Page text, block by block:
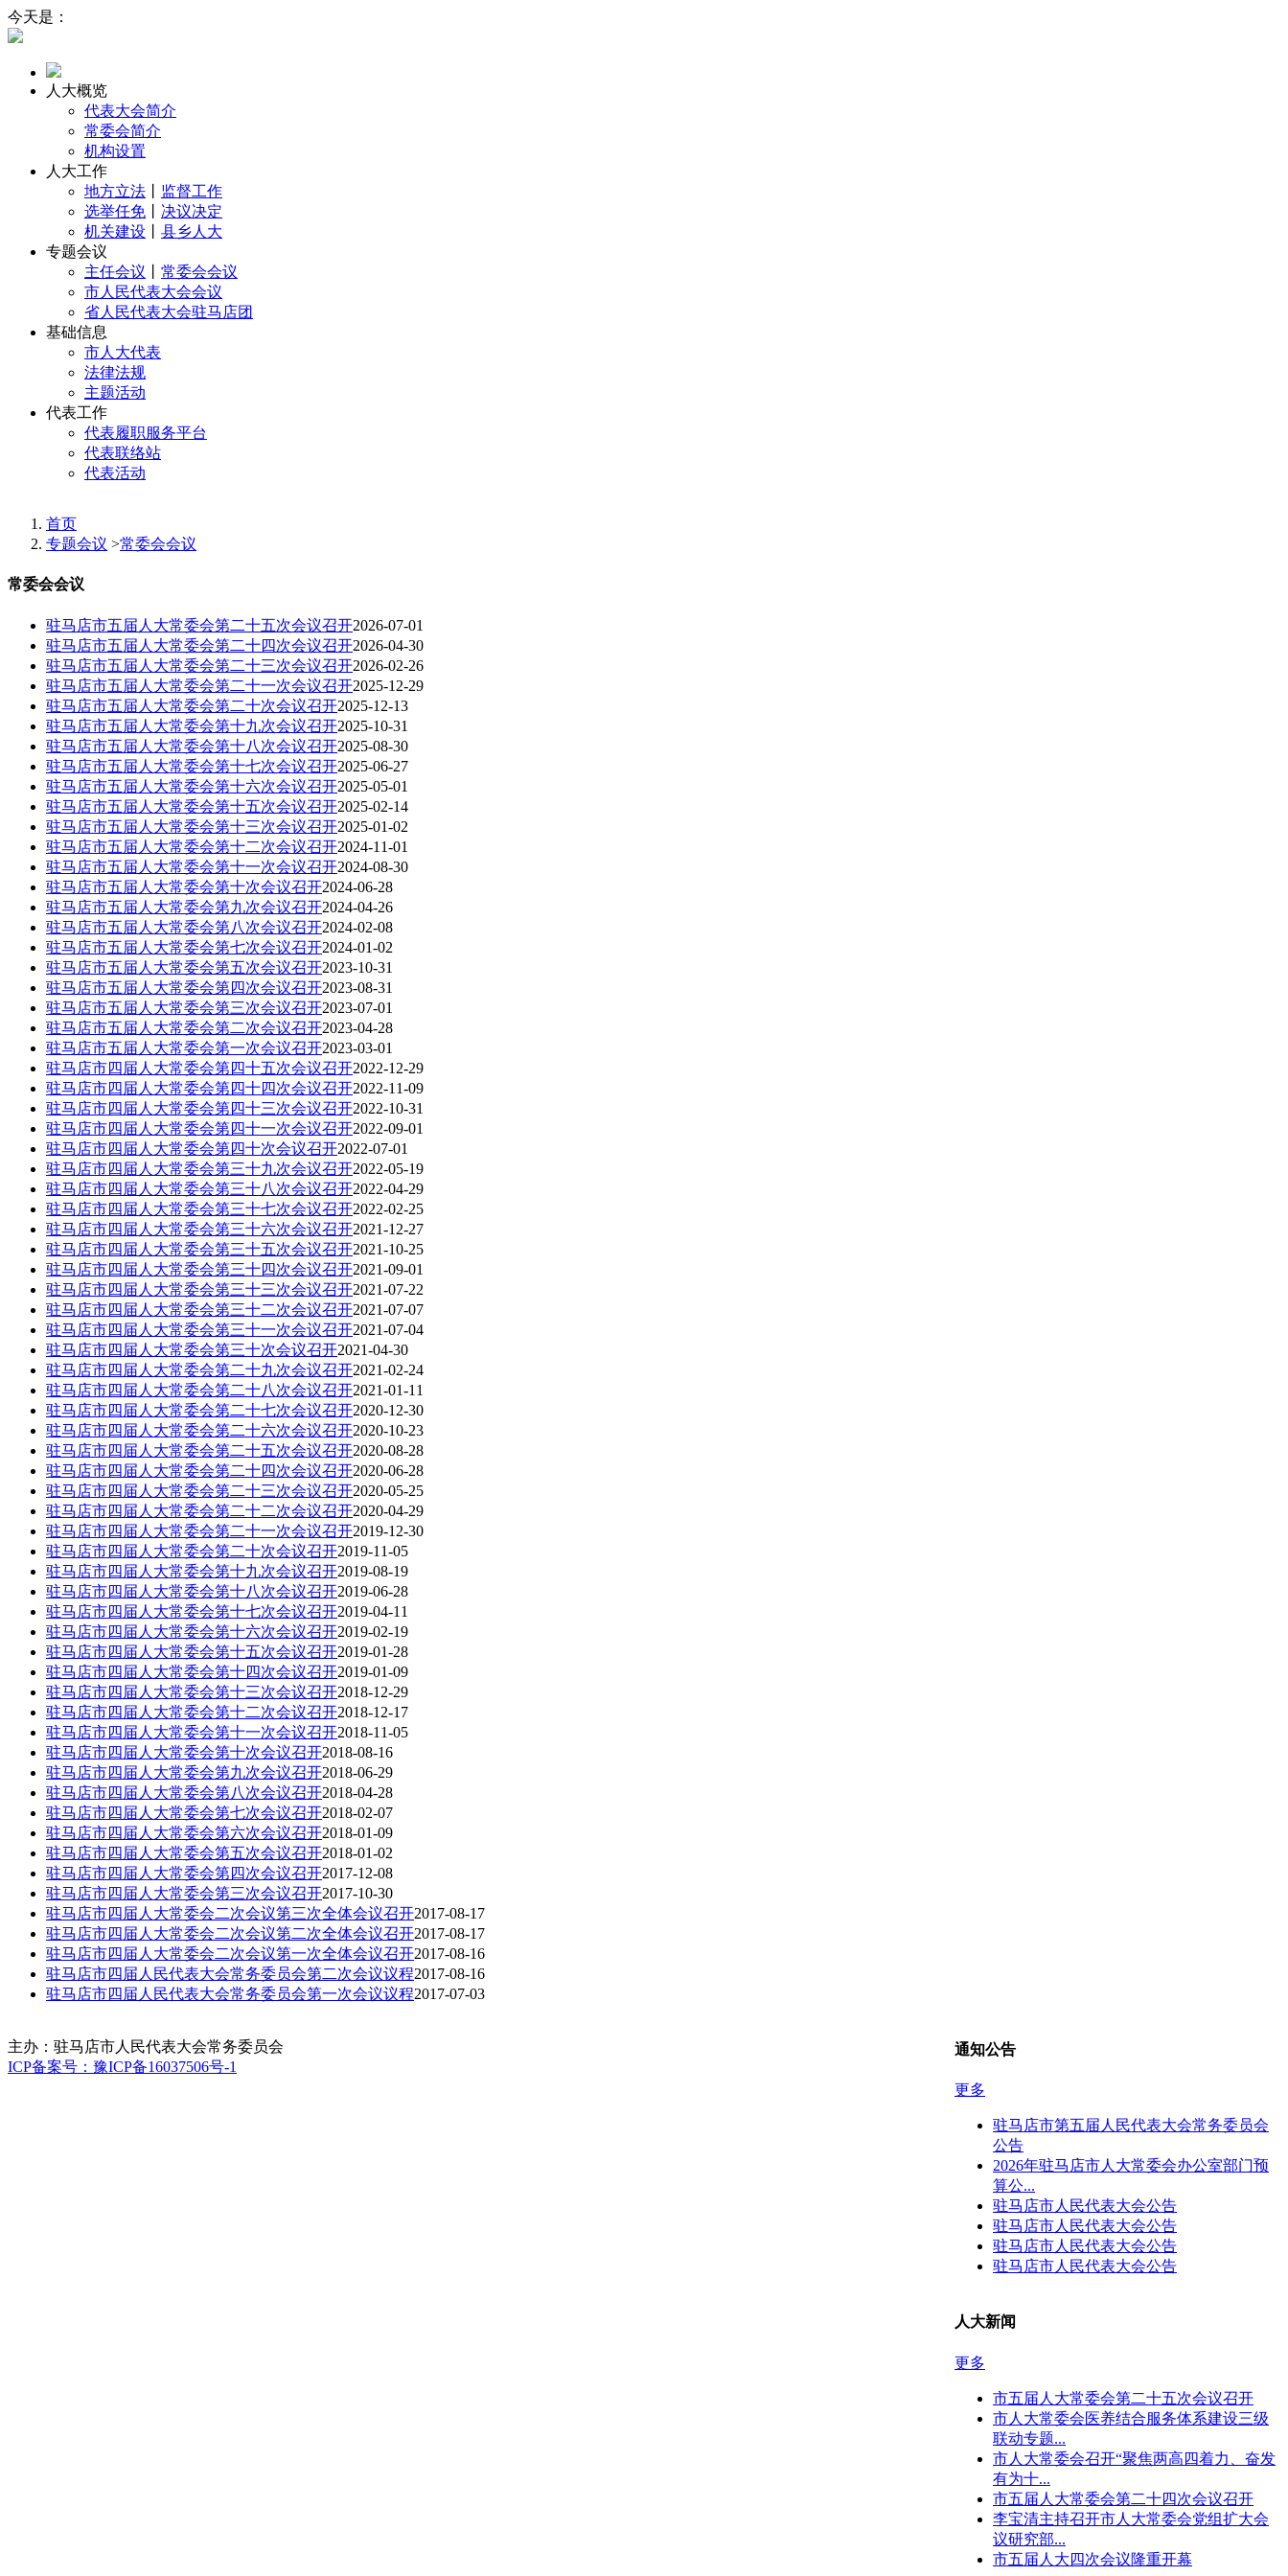
今天是：
人大概览
代表大会简介
常委会简介
机构设置
人大工作
地方立法
监督工作
选举任免
决议决定
机关建设
县乡人大
专题会议
主任会议
常委会会议
市人民代表大会会议
省人民代表大会驻马店团
基础信息
市人大代表
法律法规
主题活动
代表工作
代表履职服务平台
代表联络站
代表活动
首页
专题会议 >常委会会议
常委会会议
驻马店市五届人大常委会第二十五次会议召开2026-07-01
驻马店市五届人大常委会第二十四次会议召开2026-04-30
驻马店市五届人大常委会第二十三次会议召开2026-02-26
驻马店市五届人大常委会第二十一次会议召开2025-12-29
驻马店市五届人大常委会第二十次会议召开2025-12-13
驻马店市五届人大常委会第十九次会议召开2025-10-31
驻马店市五届人大常委会第十八次会议召开2025-08-30
驻马店市五届人大常委会第十七次会议召开2025-06-27
驻马店市五届人大常委会第十六次会议召开2025-05-01
驻马店市五届人大常委会第十五次会议召开2025-02-14
驻马店市五届人大常委会第十三次会议召开2025-01-02
驻马店市五届人大常委会第十二次会议召开2024-11-01
驻马店市五届人大常委会第十一次会议召开2024-08-30
驻马店市五届人大常委会第十次会议召开2024-06-28
驻马店市五届人大常委会第九次会议召开2024-04-26
驻马店市五届人大常委会第八次会议召开2024-02-08
驻马店市五届人大常委会第七次会议召开2024-01-02
驻马店市五届人大常委会第五次会议召开2023-10-31
驻马店市五届人大常委会第四次会议召开2023-08-31
驻马店市五届人大常委会第三次会议召开2023-07-01
驻马店市五届人大常委会第二次会议召开2023-04-28
驻马店市五届人大常委会第一次会议召开2023-03-01
驻马店市四届人大常委会第四十五次会议召开2022-12-29
驻马店市四届人大常委会第四十四次会议召开2022-11-09
驻马店市四届人大常委会第四十三次会议召开2022-10-31
驻马店市四届人大常委会第四十一次会议召开2022-09-01
驻马店市四届人大常委会第四十次会议召开2022-07-01
驻马店市四届人大常委会第三十九次会议召开2022-05-19
驻马店市四届人大常委会第三十八次会议召开2022-04-29
驻马店市四届人大常委会第三十七次会议召开2022-02-25
驻马店市四届人大常委会第三十六次会议召开2021-12-27
驻马店市四届人大常委会第三十五次会议召开2021-10-25
驻马店市四届人大常委会第三十四次会议召开2021-09-01
驻马店市四届人大常委会第三十三次会议召开2021-07-22
驻马店市四届人大常委会第三十二次会议召开2021-07-07
驻马店市四届人大常委会第三十一次会议召开2021-07-04
驻马店市四届人大常委会第三十次会议召开2021-04-30
驻马店市四届人大常委会第二十九次会议召开2021-02-24
驻马店市四届人大常委会第二十八次会议召开2021-01-11
驻马店市四届人大常委会第二十七次会议召开2020-12-30
驻马店市四届人大常委会第二十六次会议召开2020-10-23
驻马店市四届人大常委会第二十五次会议召开2020-08-28
驻马店市四届人大常委会第二十四次会议召开2020-06-28
驻马店市四届人大常委会第二十三次会议召开2020-05-25
驻马店市四届人大常委会第二十二次会议召开2020-04-29
驻马店市四届人大常委会第二十一次会议召开2019-12-30
驻马店市四届人大常委会第二十次会议召开2019-11-05
驻马店市四届人大常委会第十九次会议召开2019-08-19
驻马店市四届人大常委会第十八次会议召开2019-06-28
驻马店市四届人大常委会第十七次会议召开2019-04-11
驻马店市四届人大常委会第十六次会议召开2019-02-19
驻马店市四届人大常委会第十五次会议召开2019-01-28
驻马店市四届人大常委会第十四次会议召开2019-01-09
驻马店市四届人大常委会第十三次会议召开2018-12-29
驻马店市四届人大常委会第十二次会议召开2018-12-17
驻马店市四届人大常委会第十一次会议召开2018-11-05
驻马店市四届人大常委会第十次会议召开2018-08-16
驻马店市四届人大常委会第九次会议召开2018-06-29
驻马店市四届人大常委会第八次会议召开2018-04-28
驻马店市四届人大常委会第七次会议召开2018-02-07
驻马店市四届人大常委会第六次会议召开2018-01-09
驻马店市四届人大常委会第五次会议召开2018-01-02
驻马店市四届人大常委会第四次会议召开2017-12-08
驻马店市四届人大常委会第三次会议召开2017-10-30
驻马店市四届人大常委会二次会议第三次全体会议召开2017-08-17
驻马店市四届人大常委会二次会议第二次全体会议召开2017-08-17
驻马店市四届人大常委会二次会议第一次全体会议召开2017-08-16
驻马店市四届人民代表大会常务委员会第二次会议议程2017-08-16
驻马店市四届人民代表大会常务委员会第一次会议议程2017-07-03
通知公告
更多
驻马店市第五届人民代表大会常务委员会
公告
2026年驻马店市人大常委会办公室部门预
算公...
驻马店市人民代表大会公告
驻马店市人民代表大会公告
驻马店市人民代表大会公告
驻马店市人民代表大会公告
人大新闻
更多
市五届人大常委会第二十五次会议召开
市人大常委会医养结合服务体系建设三级
联动专题...
市人大常委会召开“聚焦两高四着力、奋发
有为十...
市五届人大常委会第二十四次会议召开
李宝清主持召开市人大常委会党组扩大会
议研究部...
市五届人大四次会议隆重开幕
主办：驻马店市人民代表大会常务委员会
ICP备案号：豫ICP备16037506号-1